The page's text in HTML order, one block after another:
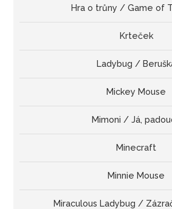
Hra o trůny / Game of
Krteček
Ladybug /
Mickey Mouse
Mimoni / Já,
Minecraft
Minnie Mouse
Miraculous Ladybug /